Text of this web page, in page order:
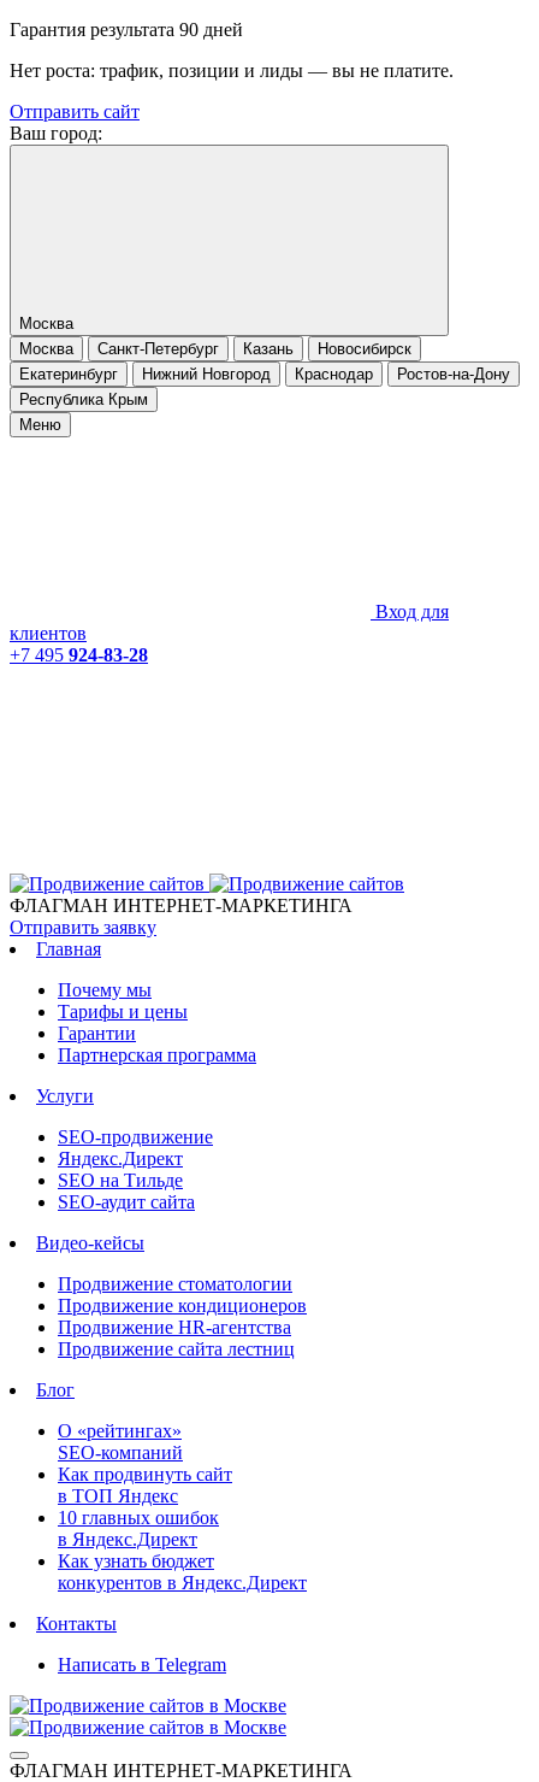
Гарантия результата 90 дней
Нет роста: трафик, позиции и лиды — вы не платите.
Отправить сайт
Ваш город:
Москва
Москва
Санкт-Петербург Казань
Новосибирск
Екатеринбург
Нижний Новгород Краснодар
Ростов-на-Дону
Республика Крым
Меню
Вход для
клиентов
+7 495 924-83-28
ФЛАГМАН ИНТЕРНЕТ-МАРКЕТИНГА
Отправить заявку
Главная
Почему мы
Тарифы и цены
Гарантии
Партнерская программа
Услуги
SEO-продвижение
Яндекс.Директ
SEO на Тильде
SEO-аудит сайта
Видео-кейсы
Продвижение стоматологии
Продвижение кондиционеров
Продвижение HR-агентства
Продвижение сайта лестниц
Блог
О «рейтингах»
SEO-компаний
Как продвинуть сайт
в ТОП Яндекс
10 главных ошибок
в Яндекс.Директ
Как узнать бюджет
конкурентов в Яндекс.Директ
Контакты
Написать в Telegram
ФЛАГМАН ИНТЕРНЕТ-МАРКЕТИНГА